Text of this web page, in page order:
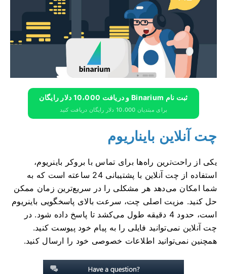
ثبت نام Binarium و دریافت 10،000 دلار رایگان
برای مبتدیان 10،000 دلار رایگان دریافت کنید
چت آنلاین بایناریوم
یکی از راحت‌ترین راه‌ها برای تماس با بروکر باینریوم،
استفاده از چت آنلاین با پشتیبانی 24 ساعته است که به
شما امکان می‌دهد هر مشکلی را در سریع‌ترین زمان ممکن
حل کنید. مزیت اصلی چت، سرعت بالای پاسخگویی باینریوم
است، حدود 4 دقیقه طول می‌کشد تا پاسخ داده شود. در
چت آنلاین نمی‌توانید فایلی را به پیام خود پیوست کنید.
همچنین نمی‌توانید اطلاعات خصوصی خود را ارسال کنید.